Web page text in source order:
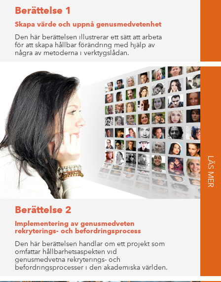
Berättelse 1
Skapa värde och uppnå genusmedvetenhet
Den här berättelsen illustrerar ett sätt att arbeta
för att skapa hållbar förändring med hjälp av
några av metoderna i verktygslådan.
Berättelse 2
Implementering av genusmedveten
rekryterings- och befordringsprocess
Den här berättelsen handlar om ett projekt som
omfattar hållbarhetsaspekten vid
genusmedvetna rekryterings- och
befordringsprocesser i den akademiska världen.
LÄS MER